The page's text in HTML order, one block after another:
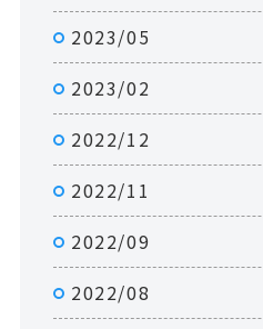
2023/05
2023/02
2022/12
2022/11
2022/09
2022/08